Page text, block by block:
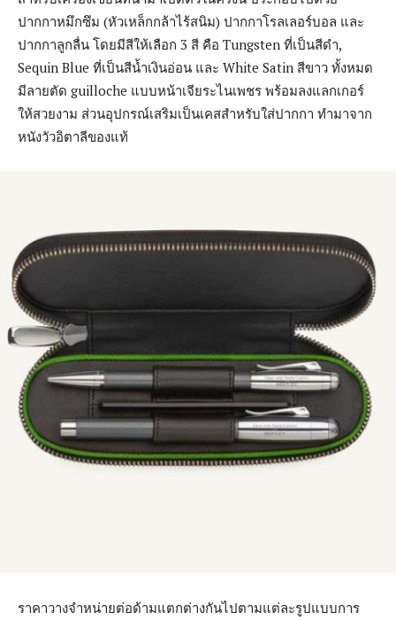
ปากกาหมึกซึม (หัวเหล็กกล้าไร้สนิม) ปากกาโรลเลอร์บอล และ
ปากกาลูกลื่น โดยมีสีให้เลือก 3 สี คือ Tungsten ที่เป็นสีดำ,
Sequin Blue ที่เป็นสีน้ำเงินอ่อน และ White Satin สีขาว ทั้งหมด
มีลายตัด guilloche แบบหน้าเจียระไนเพชร พร้อมลงแลกเกอร์
ให้สวยงาม ส่วนอุปกรณ์เสริมเป็นเคสสำหรับใส่ปากกา ทำมาจาก
หนังวัวอิตาลีของแท้
ราคาวางจำหน่ายต่อด้ามแตกต่างกันไปตามแต่ละรูปแบบการ